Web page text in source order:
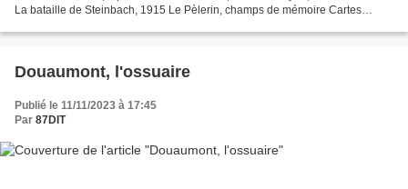
La bataille de Steinbach, 1915 Le Pèlerin, champs de mémoire Cartes
Douaumont, l'ossuaire
Publié le 11/11/2023 à 17:45
Par 87DIT